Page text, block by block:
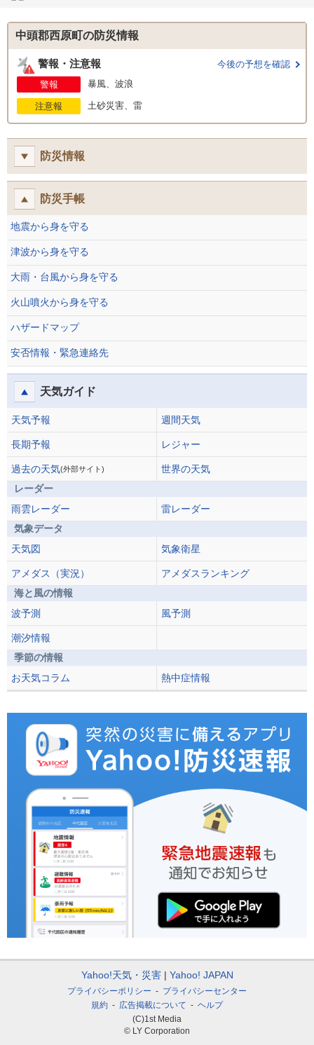
中頭郡西原町の防災情報
警報・注意報
今後の予想を確認
警報
暴風、波浪
注意報 土砂災害、雷
防災情報
防災手帳
地震から身を守る
津波から身を守る
大雨・台風から身を守る
火山噴火から身を守る
ハザードマップ
安否情報・緊急連絡先
天気ガイド
天気予報 週間天気
長期予報 レジャー
過去の天気(外部サイト)
世界の天気
レーダー
雨雲レーダー
雷レーダー
気象データ
天気図
気象衛星
アメダス（実況）
アメダスランキング
海と風の情報
波予測
風予測
潮汐情報
季節の情報
お天気コラム
熱中症情報
Yahoo!天気・災害 Yahoo! JAPAN
プライバシーポリシー
プライバシーセンター
規約
広告掲載について
ヘルプ
(C)1st Media
© LY Corporation